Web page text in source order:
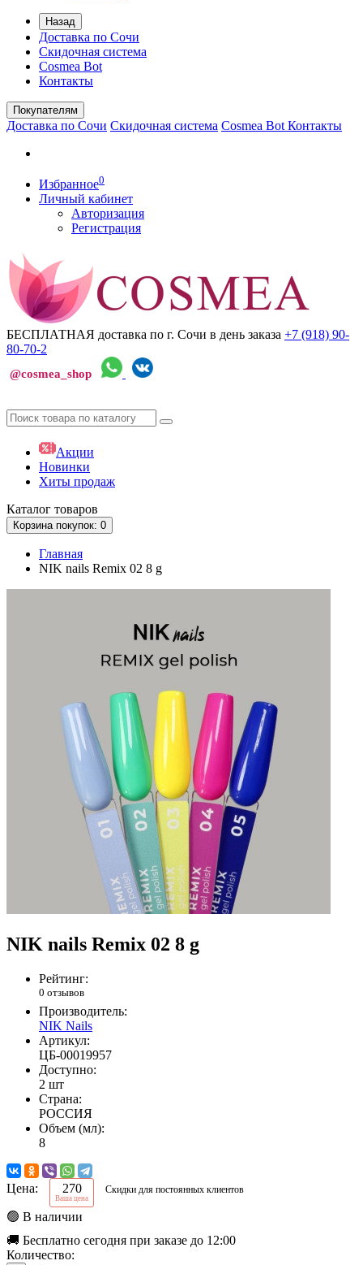
Назад
Доставка по Сочи
Скидочная система
Cosmea Bot
Контакты
Покупателям
Доставка по Сочи Скидочная система Cosmea Bot Контакты
Избранное0
Личный кабинет
Авторизация
Регистрация
БЕСПЛАТНАЯ доставка по г. Сочи в день заказа +7 (918) 90-
80-70-2
@cosmea_shop
Акции
Новинки
Хиты продаж
Каталог товаров
Корзинапокупок: 0
Главная
NIK nails Remix 02 8 g
NIK nails Remix 02 8 g
Рейтинг:
0 отзывов
Производитель:
NIK Nails
Артикул:
ЦБ-00019957
Доступно:
2 шт
Страна:
РОССИЯ
Объем (мл):
8
Цена: 270
Ваша цена
Скидки для постоянных клиентов
🟢 В наличии
🚚 Бесплатно сегодня при заказе до 12:00
Количество: